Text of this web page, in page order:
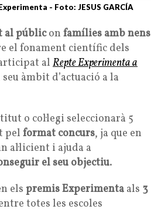
- Foto: JESUS GARCÍA
al públicon famílies amb nens
el fonament científic dels
alRepte Experimenta a
àmbit d’actuació a la
o col·legi seleccionarà 5
pel format concurs, ja que en
al·licient i ajuda a
el seu objectiu.
els premis Experimenta als 3
totes les escoles